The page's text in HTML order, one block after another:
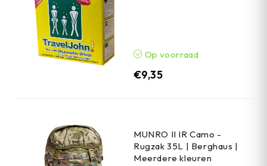
Op voorraad
€9,35
MUNRO II IR Camo -
Rugzak 35L | Berghaus |
Meerdere kleuren